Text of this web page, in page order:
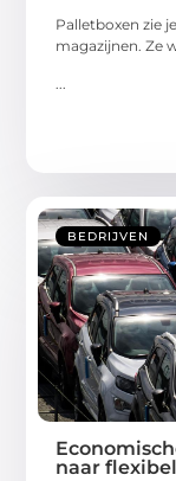
Palletboxen zie
magazijnen. Ze
...
BEDRIJVEN
naar